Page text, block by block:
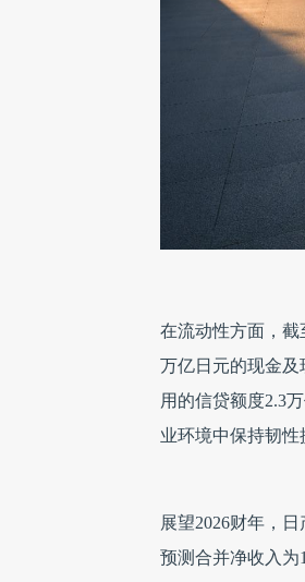
在流动性方面，截
万亿日元的现金
用的信贷额度2.3
业环境中保持韧性
展望2026财年，
预测合并净收入为